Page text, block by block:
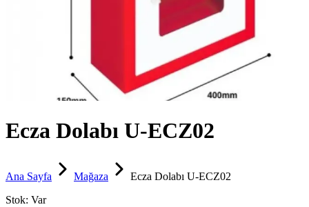
Ecza Dolabı U-ECZ02
Ana Sayfa Mağaza
Ecza Dolabı U-ECZ02
Stok: Var